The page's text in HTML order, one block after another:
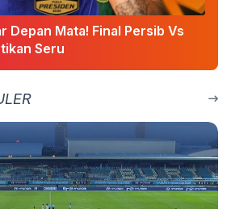
Depan Mata! Final Persib Vs
Seru